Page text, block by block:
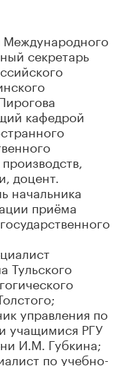
Международного
секретарь
кафедрой
доцент.
начальника
приёма
Тульского
управления по
учащимися РГУ
И.М. Губкина;
по учебно-